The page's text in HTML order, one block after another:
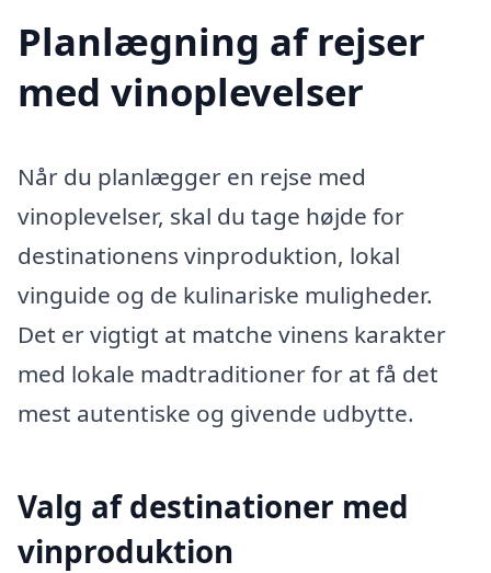
Planlægning af rejser
med vinoplevelser
Når du planlægger en rejse med
vinoplevelser, skal du tage højde for
destinationens vinproduktion, lokal
vinguide og de kulinariske muligheder.
Det er vigtigt at matche vinens karakter
med lokale madtraditioner for at få det
mest autentiske og givende udbytte.
Valg af destinationer med
vinproduktion